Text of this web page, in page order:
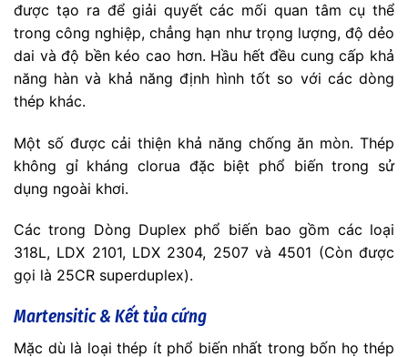
được tạo ra để giải quyết các mối quan tâm cụ thể
trong công nghiệp, chẳng hạn như trọng lượng, độ dẻo
dai và độ bền kéo cao hơn. Hầu hết đều cung cấp khả
năng hàn và khả năng định hình tốt so với các dòng
thép khác.
Một số được cải thiện khả năng chống ăn mòn. Thép
không gỉ kháng clorua đặc biệt phổ biến trong sử
dụng ngoài khơi.
Các trong Dòng Duplex phổ biến bao gồm các loại
318L, LDX 2101, LDX 2304, 2507 và 4501 (Còn được
gọi là 25CR superduplex).
Martensitic & Kết tủa cứng
Mặc dù là loại thép ít phổ biến nhất trong bốn họ thép